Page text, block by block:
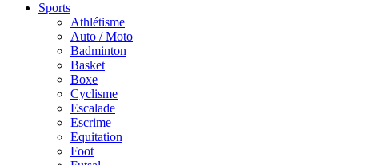
Sports
Athlétisme
Auto / Moto
Badminton
Basket
Boxe
Cyclisme
Escalade
Escrime
Equitation
Foot